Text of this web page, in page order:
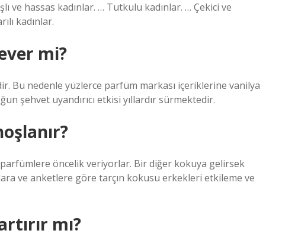
ve hassas kadınlar. … Tutkulu kadınlar. … Çekici ve
kadınlar.
mi?
Bu nedenle yüzlerce parfüm markası içeriklerine vanilya
şehvet uyandırıcı etkisi yıllardır sürmektedir.
öncelik veriyorlar. Bir diğer kokuya gelirsek
ve anketlere göre tarçın kokusu erkekleri etkileme ve
mı?